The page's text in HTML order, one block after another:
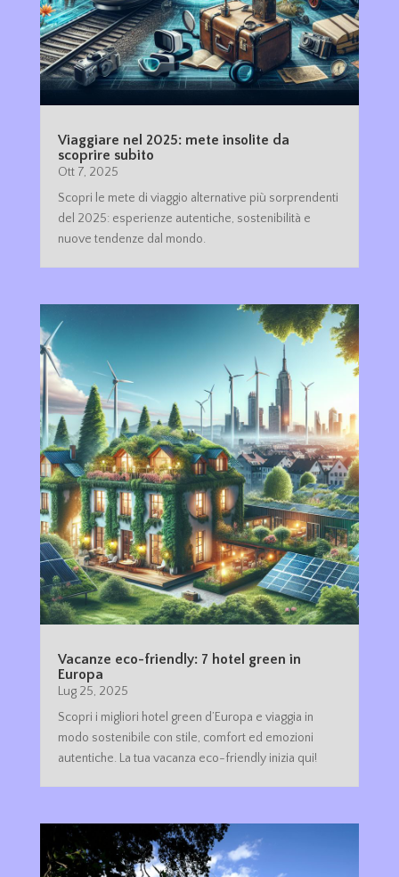
Viaggiare nel 2025: mete insolite da
scoprire subito
Ott 7, 2025
Scopri le mete di viaggio alternative più sorprendenti
del 2025: esperienze autentiche, sostenibilità e
nuove tendenze dal mondo.
Vacanze eco-friendly: 7 hotel green in
Europa
Lug 25, 2025
Scopri i migliori hotel green d’Europa e viaggia in
modo sostenibile con stile, comfort ed emozioni
autentiche. La tua vacanza eco-friendly inizia qui!